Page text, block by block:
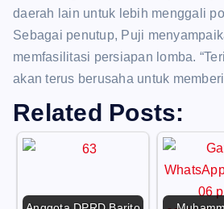
daerah lain untuk lebih menggali
Sebagai penutup, Puji
memfasilitasi persiapan lomba.
akan terus berusaha untuk
Related Posts: